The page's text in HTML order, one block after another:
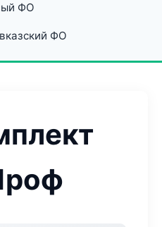
ФО
ФО